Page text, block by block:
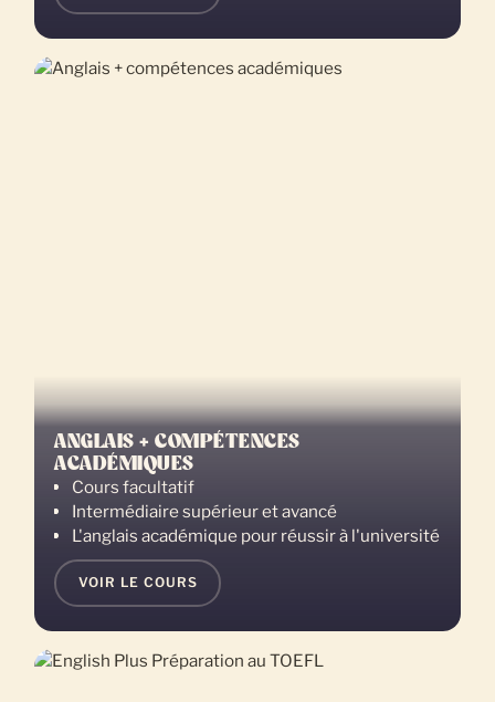
ANGLAIS + COMPÉTENCES
ACADÉMIQUES
Cours facultatif
Intermédiaire supérieur et avancé
L'anglais académique pour réussir à l'université
VOIR LE COURS